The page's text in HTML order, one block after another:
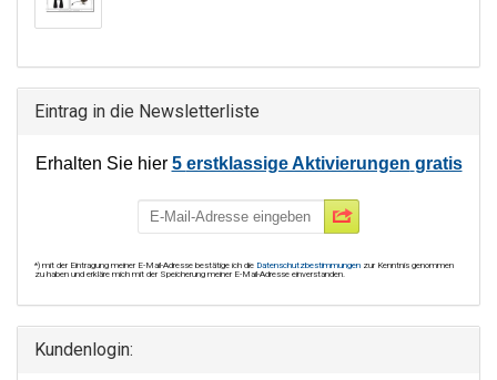
Eintrag in die Newsletterliste
Erhalten Sie hier 5 erstklassige Aktivierungen gratis
*) mit der Eintragung meiner E-Mail-Adresse bestätige ich die Datenschutzbestimmungen zur Kenntnis genommen
zu haben und erkläre mich mit der Speicherung meiner E-Mail-Adresse einverstanden.
Kundenlogin: